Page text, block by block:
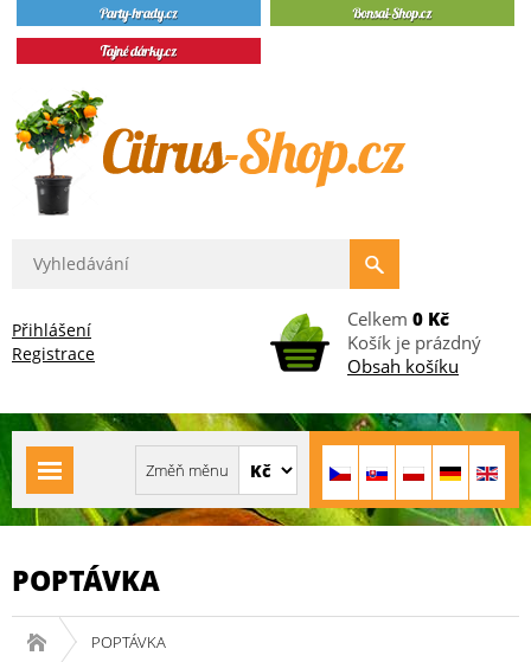
Přihlášení
Registrace
Celkem 0 Kč
Košík je prázdný
Obsah košíku
POPTÁVKA
POPTÁVKA